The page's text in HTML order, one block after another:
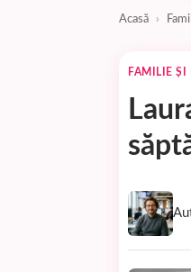
Acasă ›
FAMILIE ȘI